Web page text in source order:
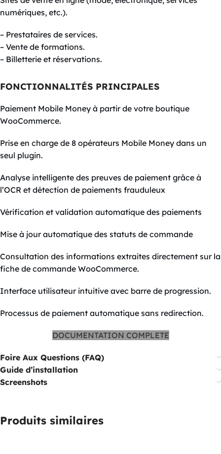
numériques, etc.).
– Prestataires de services.
– Vente de formations.
– Billetterie et réservations.
FONCTIONNALITÉS PRINCIPALES
Paiement Mobile Money à partir de votre boutique
WooCommerce.
Prise en charge de 8 opérateurs Mobile Money dans un
seul plugin.
Analyse intelligente des preuves de paiement grâce à
l’OCR et détection de paiements frauduleux
Vérification et validation automatique des paiements
Mise à jour automatique des statuts de commande
Consultation des informations extraites directement sur la
fiche de commande WooCommerce.
Interface utilisateur intuitive avec barre de progression.
Processus de paiement automatique sans redirection.
DOCUMENTATION COMPLETE
Foire Aux Questions (FAQ)
Guide d’installation
Screenshots
Produits similaires